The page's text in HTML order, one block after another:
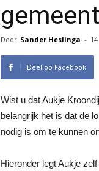
Door Sander Heslinga -
Deel op Facebook
Wist u dat Aukje
belangrijk het is dat de
nodig is om te kunnen
Hieronder legt Aukje